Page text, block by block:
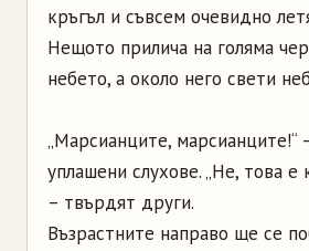
кръгъл и съвсем очевидно
Нещото прилича на голяма
небето, а около него свети
„Марсианците, марсианците!“
уплашени слухове. „Не, това е
– твърдят други.
Възрастните направо ще се